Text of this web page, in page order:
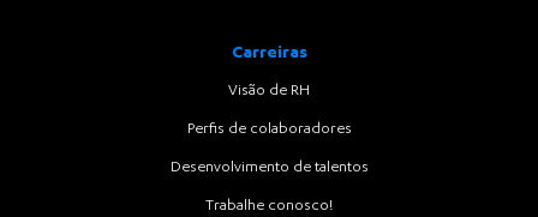
Carreiras
Visão de RH
Perfis de colaboradores
Desenvolvimento de talentos
Trabalhe conosco!